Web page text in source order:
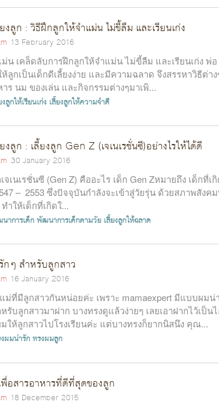
งลูก : วิธีฝึกลูกให้จำแม่น ไม่ขี้ลืม และเรียนเก่ง
13 February 2016
น เคล็ดลับการฝึกลูกให้จำแม่น ไม่ขี้ลืม และเรียนเก่ง พ่อ
ลูกเป็นเด็กดีเลี้ยงง่าย และมีความฉลาด จึงสรรหาวิธีต่าง
ร นม ของเล่น และกิจกรรมต่างๆมาเพิ...
งลูกให้เรียนเก่ง เลี้ยงลูกให้ความจำดี
งลูก : เลี้ยงลูก Gen Z (เจเนเรชั่นซี)อย่างไรให้ได้ดี
30 January 2016
จเนเรชั่นซี (Gen Z) คืออะไร เด็ก Gen Zหมายถึง เด็กที่เ
– 2553 ซึ่งปัจจุบันกำลังจะเข้าสู่วัยรุ่น ด้วยสภาพสังค
ำให้เด็กที่เกิดใ...
าการเด็กพัฒนาการเด็กตามวัย เลี้ยงลูกให้ฉลาด
ๆ สำหรับลูกสาว
16 January 2016
ม่ที่มีลูกสาวกันหน่อยค่ะ เพราะ mamaexpert มีแบบผมน่า
รับลูกสาวมาฝาก บางทรงดูแล้วง่ายๆ เลยเอาฝากไว้เป็น
ให้ลูกสาวไปโรงเรียนค่ะ แต่บางทรงก็ยากนิสนึง คุณ...
ผมน่ารักทรงผมลูก
อสารอาหารที่ดีที่สุดของลูก
18 December 2015